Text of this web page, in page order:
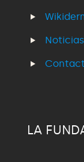
Noticias
LA